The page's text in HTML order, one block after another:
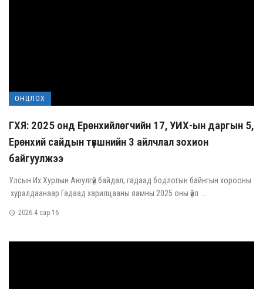
ОНЦЛОХ
ГХЯ: 2025 онд Ерөнхийлөгчийн 17, УИХ-ын даргын 5,
Ерөнхий сайдын түвшнийн 3 айлчлал зохион
байгуулжээ
Улсын Их Хурлын Аюулгүй байдал, гадаад бодлогын байнгын хорооны
хуралдаанаар Гадаад харилцааны яамны 2025 оны үйл ...
2026.4 сар.16